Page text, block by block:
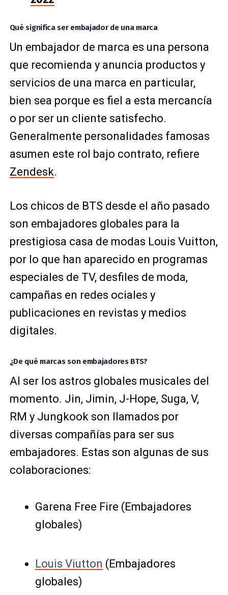
Qué significa ser embajador de una marca
Un embajador de marca es una persona
que recomienda y anuncia productos y
servicios de una marca en particular,
bien sea porque es fiel a esta mercancía
o por ser un cliente satisfecho.
Generalmente personalidades famosas
asumen este rol bajo contrato, refiere
Zendesk.
Los chicos de BTS desde el año pasado
son embajadores globales para la
prestigiosa casa de modas Louis Vuitton,
por lo que han aparecido en programas
especiales de TV, desfiles de moda,
campañas en redes ociales y
publicaciones en revistas y medios
digitales.
¿De qué marcas son embajadores BTS?
Al ser los astros globales musicales del
momento. Jin, Jimin, J-Hope, Suga, V,
RM y Jungkook son llamados por
diversas compañías para ser sus
embajadores. Estas son algunas de sus
colaboraciones:
Garena Free Fire (Embajadores
globales)
Louis Viutton (Embajadores
globales)